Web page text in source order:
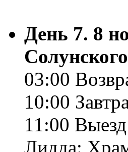
День 7. 8
03:00
10:00
11:00
Лидда: